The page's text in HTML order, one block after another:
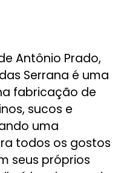
Bebidas Serrana no
Antônio Prado,
Serrana é uma
fabricação de
sucos e
uma
todos os gostos
seus próprios